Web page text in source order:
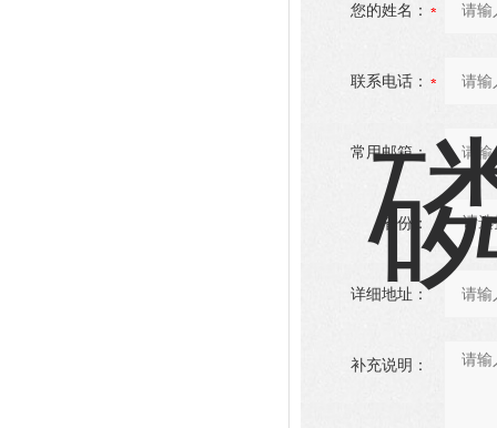
您的姓名：
联系电话：
常用邮箱：
省份：
详细地址：
补充说明：